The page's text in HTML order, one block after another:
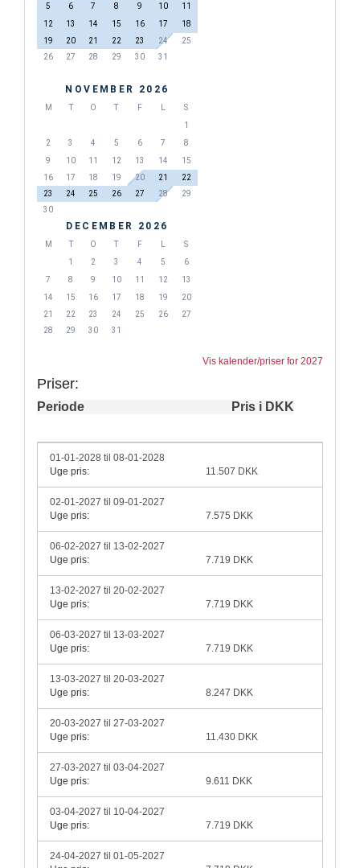
5
6 7 8 9 10
11
12
13 14 15 16 17
18
19
20 21 22 23 24
25
26
27 28 29 30 31
NOVEMBER 2026
M T O T F
S
1
2
3 4 5 6 7
8
9
10 11 12 13 14
15
16
17 18 19 20 21
22
23
24 25 26 27 28
29
30
DECEMBER 2026
M T O T F
S
1
2 3 4 5
6
7
8 9 10 11 12
13
14
15 16 17 18 19
20
21
22 23 24 25 26
27
28
29 30 31
Vis kalender/priser for 2027
Priser:
Periode Pris i DKK
01-01-2028 til 08-01-2028
Uge pris:
11.507 DKK
02-01-2027 til 09-01-2027
Uge pris:
7.575 DKK
06-02-2027 til 13-02-2027
Uge pris:
7.719 DKK
13-02-2027 til 20-02-2027
Uge pris:
7.719 DKK
06-03-2027 til 13-03-2027
Uge pris:
7.719 DKK
13-03-2027 til 20-03-2027
Uge pris:
8.247 DKK
20-03-2027 til 27-03-2027
Uge pris:
11.430 DKK
27-03-2027 til 03-04-2027
Uge pris:
9.611 DKK
03-04-2027 til 10-04-2027
Uge pris:
7.719 DKK
24-04-2027 til 01-05-2027